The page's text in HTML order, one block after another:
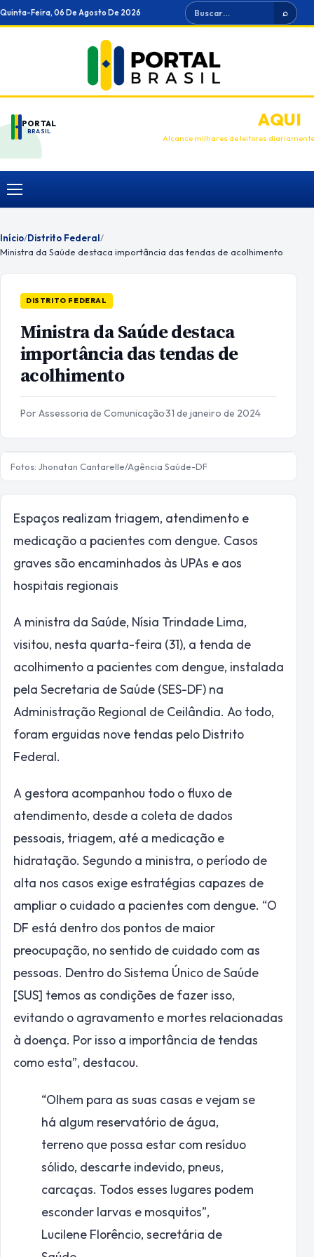
Ir
para
Quinta-Feira, 06 De Agosto De 2026 Buscar ⌕
PORTAL
BRASIL
ANUNCIEAQUI
Alcance milhares de leitores diariamente
Menu
Início/Distrito Federal/
Ministra da Saúde destaca importância das tendas de acolhimento
DISTRITO FEDERAL
Ministra da Saúde destaca
importância das tendas de
acolhimento
Por Assessoria de Comunicação·31 de janeiro de 2024
Fotos: Jhonatan Cantarelle/Agência Saúde-DF
Espaços realizam triagem, atendimento e
medicação a pacientes com dengue. Casos
graves são encaminhados às UPAs e aos
hospitais regionais
A ministra da Saúde, Nísia Trindade Lima,
visitou, nesta quarta-feira (31), a tenda de
acolhimento a pacientes com dengue, instalada
pela Secretaria de Saúde (SES-DF) na
Administração Regional de Ceilândia. Ao todo,
foram erguidas nove tendas pelo Distrito
Federal.
A gestora acompanhou todo o fluxo de
atendimento, desde a coleta de dados
pessoais, triagem, até a medicação e
hidratação. Segundo a ministra, o período de
alta nos casos exige estratégias capazes de
ampliar o cuidado a pacientes com dengue. “O
DF está dentro dos pontos de maior
preocupação, no sentido de cuidado com as
pessoas. Dentro do Sistema Único de Saúde
[SUS] temos as condições de fazer isso,
evitando o agravamento e mortes relacionadas
à doença. Por isso a importância de tendas
como esta”, destacou.
“Olhem para as suas casas e vejam se
há algum reservatório de água,
terreno que possa estar com resíduo
sólido, descarte indevido, pneus,
carcaças. Todos esses lugares podem
esconder larvas e mosquitos”,
Lucilene Florêncio, secretária de